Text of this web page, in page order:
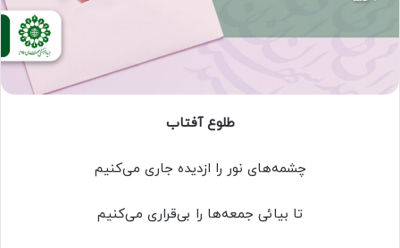
طلوع آفتاب
چشمه‌های نور را ازدیده جاری می‌کنیم
تا بیائی جمعه‌ها را بی‌قراری می‌کنیم